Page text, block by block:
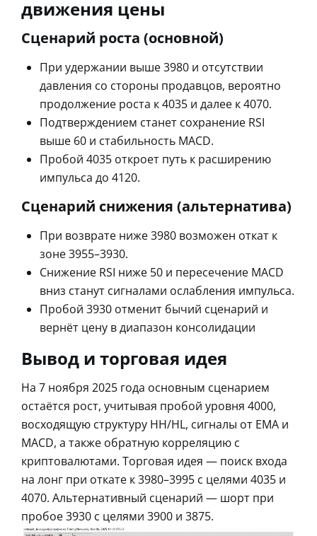
движения цены
Сценарий роста (основной)
При удержании выше 3980 и отсутствии
давления со стороны продавцов, вероятно
продолжение роста к 4035 и далее к 4070.
Подтверждением станет сохранение RSI
выше 60 и стабильность MACD.
Пробой 4035 откроет путь к расширению
импульса до 4120.
Сценарий снижения (альтернатива)
При возврате ниже 3980 возможен откат к
зоне 3955–3930.
Снижение RSI ниже 50 и пересечение MACD
вниз станут сигналами ослабления импульса.
Пробой 3930 отменит бычий сценарий и
вернёт цену в диапазон консолидации
Вывод и торговая идея
На 7 ноября 2025 года основным сценарием
остаётся рост, учитывая пробой уровня 4000,
восходящую структуру HH/HL, сигналы от EMA и
MACD, а также обратную корреляцию с
криптовалютами. Торговая идея — поиск входа
на лонг при откате к 3980–3995 с целями 4035 и
4070. Альтернативный сценарий — шорт при
пробое 3930 с целями 3900 и 3875.